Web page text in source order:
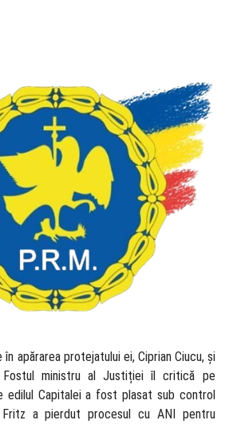
în apărarea protejatului ei, Ciprian Ciucu, și
ministru al Justiției îl critică pe
edilul Capitalei a fost plasat sub control
Fritz a pierdut procesul cu ANI pentru